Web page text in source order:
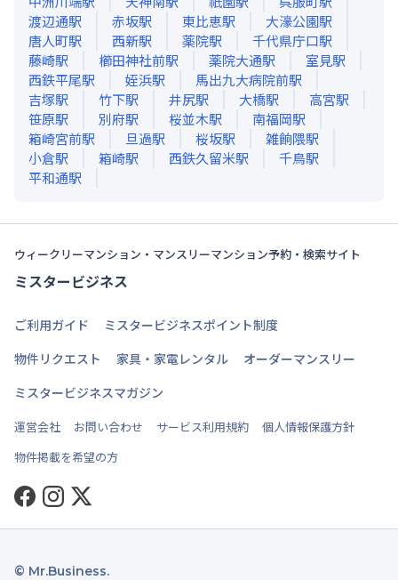
渡辺通駅 赤坂駅 東比恵駅 大濠公園駅
唐人町駅 西新駅 薬院駅 千代県庁口駅
藤崎駅 櫛田神社前駅 薬院大通駅 室見駅
西鉄平尾駅 姪浜駅 馬出九大病院前駅
吉塚駅 竹下駅 井尻駅 大橋駅 高宮駅
笹原駅 別府駅 桜並木駅 南福岡駅
箱崎宮前駅 旦過駅 桜坂駅 雑餉隈駅
小倉駅 箱崎駅 西鉄久留米駅 千鳥駅
平和通駅
ウィークリーマンション・マンスリーマンション予約・検索サイト
ミスタービジネス
ご利用ガイド
ミスタービジネスポイント制度
物件リクエスト
家具・家電レンタル
オーダーマンスリー
ミスタービジネスマガジン
運営会社 お問い合わせ サービス利用規約
個人情報保護方針
物件掲載を希望の方
Facebook
Instagram
Twitter
© Mr.Business.